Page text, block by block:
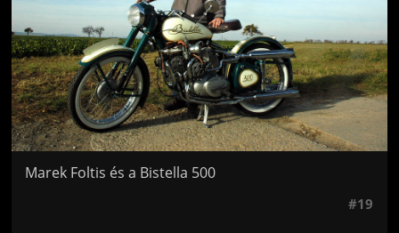
Marek Foltis és a Bistella 500
#19